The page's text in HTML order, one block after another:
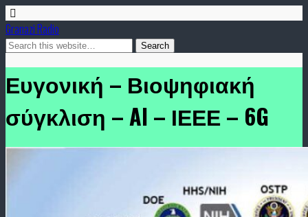
Granazi Radio
Ευγονική – Βιοψηφιακή
σύγκλιση – AI – ΙΕΕΕ – 6G